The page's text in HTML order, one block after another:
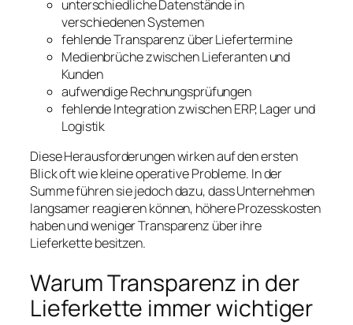
unterschiedliche Datenstände in
verschiedenen Systemen
fehlende Transparenz über Liefertermine
Medienbrüche zwischen Lieferanten und
Kunden
aufwendige Rechnungsprüfungen
fehlende Integration zwischen ERP, Lager und
Logistik
Diese Herausforderungen wirken auf den ersten
Blick oft wie kleine operative Probleme. In der
Summe führen sie jedoch dazu, dass Unternehmen
langsamer reagieren können, höhere Prozesskosten
haben und weniger Transparenz über ihre
Lieferkette besitzen.
Warum Transparenz in der
Lieferkette immer wichtiger